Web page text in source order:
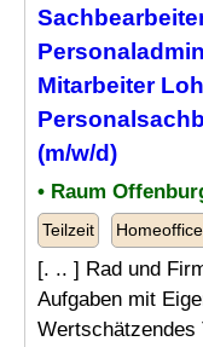
Mitarbeiter
(m/w/d)
• Raum
Teilzeit
[. .. ] Rad und
Aufgaben mit
Wertschätzendes